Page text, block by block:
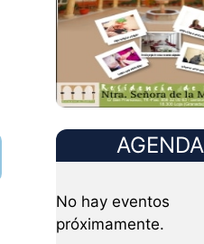
AGENDA
No hay eventos
próximamente.